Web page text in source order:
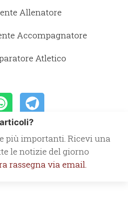
Allenatore
Accompagnatore
Atletico
più importanti. Ricevi una
le notizie del giorno
rassegna via email.